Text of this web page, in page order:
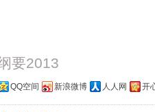
要2013
QQ空间 新浪微博 人人网 开